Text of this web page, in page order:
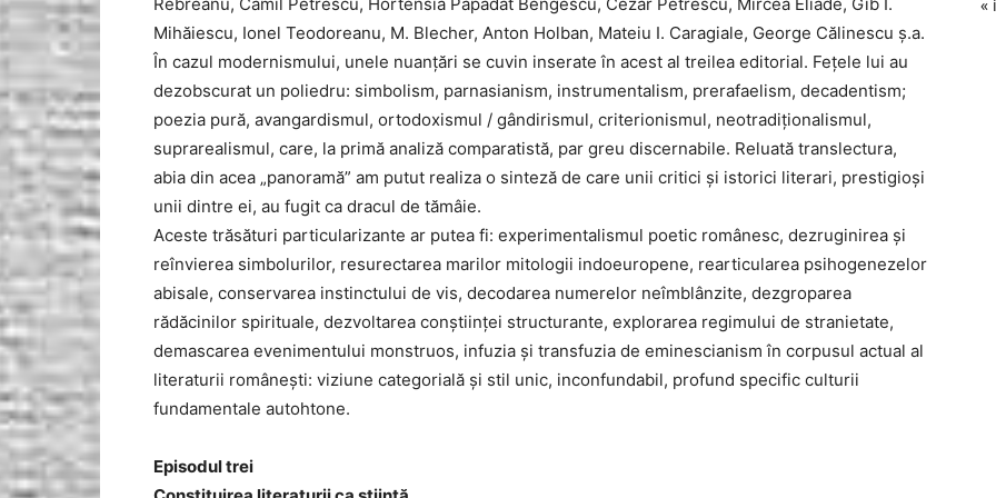
Mihăiescu, Ionel Teodoreanu, M. Blecher, Anton Holban, Mateiu I. Caragiale, George Călinescu ș.a.
În cazul modernismului, unele nuanțări se cuvin inserate în acest al treilea editorial. Fețele lui au
dezobscurat un poliedru: simbolism, parnasianism, instrumentalism, prerafaelism, decadentism;
poezia pură, avangardismul, ortodoxismul / gândirismul, criterionismul, neotradiționalismul,
suprarealismul, care, la primă analiză comparatistă, par greu discernabile. Reluată translectura,
abia din acea „panoramă” am putut realiza o sinteză de care unii critici și istorici literari, prestigioși
unii dintre ei, au fugit ca dracul de tămâie.
Aceste trăsături particularizante ar putea fi: experimentalismul poetic românesc, dezruginirea și
reînvierea simbolurilor, resurectarea marilor mitologii indoeuropene, rearticularea psihogenezelor
abisale, conservarea instinctului de vis, decodarea numerelor neîmblânzite, dezgroparea
rădăcinilor spirituale, dezvoltarea conștiinței structurante, explorarea regimului de stranietate,
demascarea evenimentului monstruos, infuzia și transfuzia de eminescianism în corpusul actual al
literaturii românești: viziune categorială și stil unic, inconfundabil, profund specific culturii
fundamentale autohtone.
Episodul trei
«